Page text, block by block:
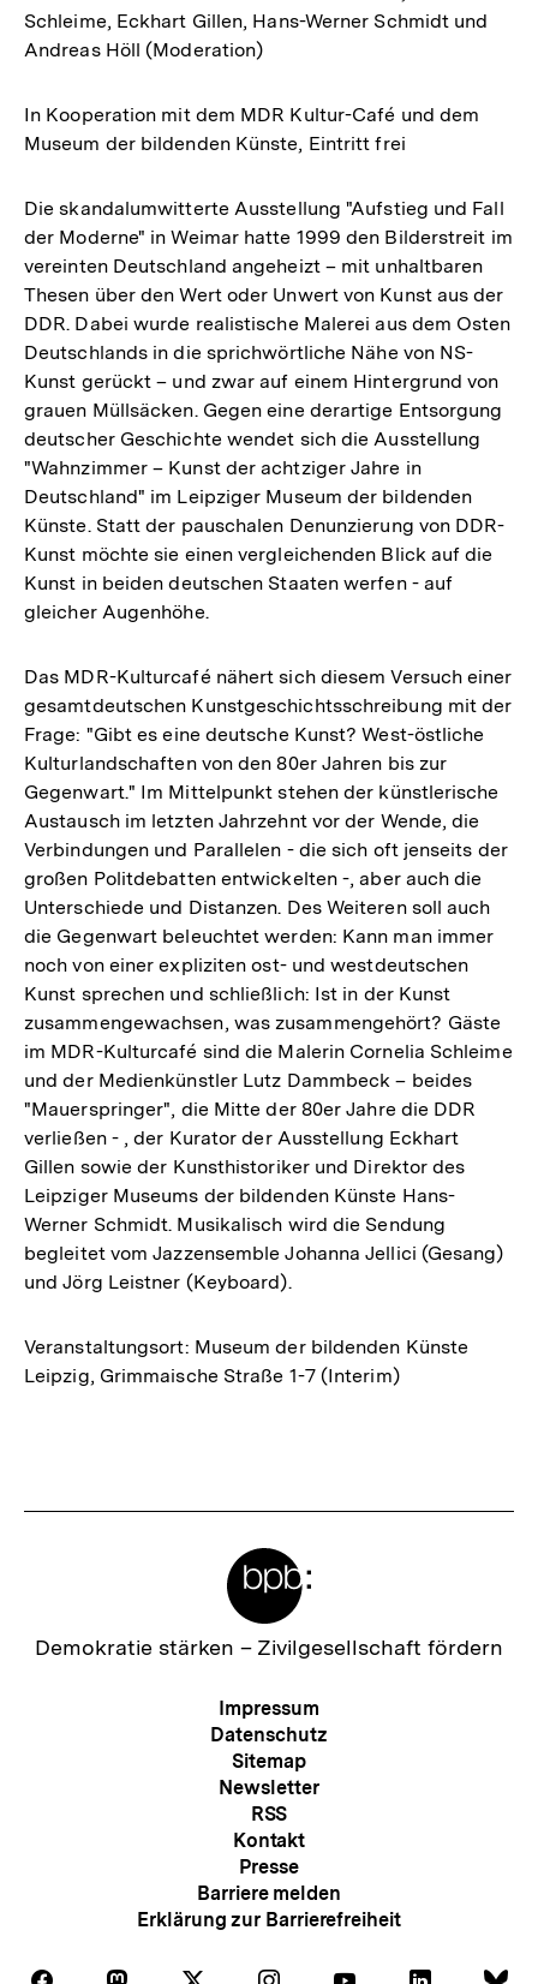
Schleime, Eckhart Gillen, Hans-Werner Schmidt und
Andreas Höll (Moderation)
In Kooperation mit dem MDR Kultur-Café und dem
Museum der bildenden Künste, Eintritt frei
Die skandalumwitterte Ausstellung "Aufstieg und Fall
der Moderne" in Weimar hatte 1999 den Bilderstreit im
vereinten Deutschland angeheizt – mit unhaltbaren
Thesen über den Wert oder Unwert von Kunst aus der
DDR. Dabei wurde realistische Malerei aus dem Osten
Deutschlands in die sprichwörtliche Nähe von NS-
Kunst gerückt – und zwar auf einem Hintergrund von
grauen Müllsäcken. Gegen eine derartige Entsorgung
deutscher Geschichte wendet sich die Ausstellung
"Wahnzimmer – Kunst der achtziger Jahre in
Deutschland" im Leipziger Museum der bildenden
Künste. Statt der pauschalen Denunzierung von DDR-
Kunst möchte sie einen vergleichenden Blick auf die
Kunst in beiden deutschen Staaten werfen - auf
gleicher Augenhöhe.
Das MDR-Kulturcafé nähert sich diesem Versuch einer
gesamtdeutschen Kunstgeschichtsschreibung mit der
Frage: "Gibt es eine deutsche Kunst? West-östliche
Kulturlandschaften von den 80er Jahren bis zur
Gegenwart." Im Mittelpunkt stehen der künstlerische
Austausch im letzten Jahrzehnt vor der Wende, die
Verbindungen und Parallelen - die sich oft jenseits der
großen Politdebatten entwickelten -, aber auch die
Unterschiede und Distanzen. Des Weiteren soll auch
die Gegenwart beleuchtet werden: Kann man immer
noch von einer expliziten ost- und westdeutschen
Kunst sprechen und schließlich: Ist in der Kunst
zusammengewachsen, was zusammengehört? Gäste
im MDR-Kulturcafé sind die Malerin Cornelia Schleime
und der Medienkünstler Lutz Dammbeck – beides
"Mauerspringer", die Mitte der 80er Jahre die DDR
verließen - , der Kurator der Ausstellung Eckhart
Gillen sowie der Kunsthistoriker und Direktor des
Leipziger Museums der bildenden Künste Hans-
Werner Schmidt. Musikalisch wird die Sendung
begleitet vom Jazzensemble Johanna Jellici (Gesang)
und Jörg Leistner (Keyboard).
Veranstaltungsort: Museum der bildenden Künste
Leipzig, Grimmaische Straße 1-7 (Interim)
Zur
Demokratie stärken – Zivilgesellschaft fördern
Meta-
Navigation
Impressum
Datenschutz
Sitemap
Newsletter
RSS
Kontakt
Presse
Barriere melden
Erklärung zur Barrierefreiheit